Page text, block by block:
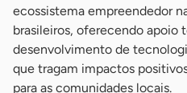
ecossistema empreendedor
brasileiros, oferecendo apoio
desenvolvimento de
que tragam impactos
para as comunidades locais.